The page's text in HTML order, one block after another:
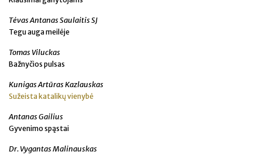
Tėvas Antanas Saulaitis SJ
Tegu auga meilėje
Tomas Viluckas
Bažnyčios pulsas
Kunigas Artūras Kazlauskas
Sužeista katalikų vienybė
Antanas Gailius
Gyvenimo spąstai
Dr. Vygantas Malinauskas